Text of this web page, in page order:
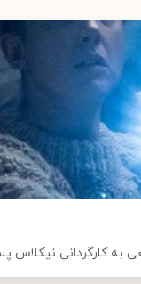
به کارگردانی